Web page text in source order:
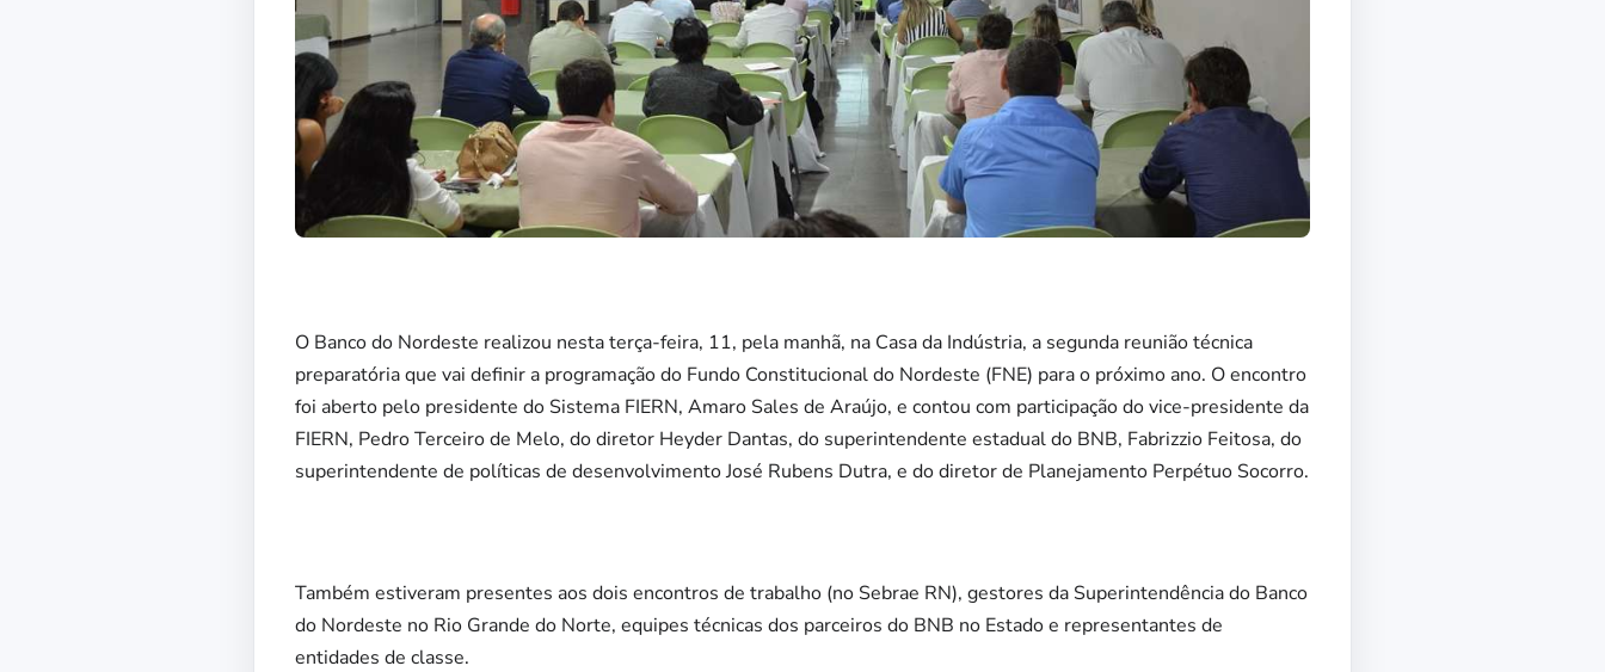
O Banco do Nordeste realizou nesta terça-feira, 11, pela manhã, na Casa da Indústria, a segunda reunião técnica
preparatória que vai definir a programação do Fundo Constitucional do Nordeste (FNE) para o próximo ano. O encontro
foi aberto pelo presidente do Sistema FIERN, Amaro Sales de Araújo, e contou com participação do vice-presidente da
FIERN, Pedro Terceiro de Melo, do diretor Heyder Dantas, do superintendente estadual do BNB, Fabrizzio Feitosa, do
superintendente de políticas de desenvolvimento José Rubens Dutra, e do diretor de Planejamento Perpétuo Socorro.
Também estiveram presentes aos dois encontros de trabalho (no Sebrae RN), gestores da Superintendência do Banco
do Nordeste no Rio Grande do Norte, equipes técnicas dos parceiros do BNB no Estado e representantes de
entidades de classe.